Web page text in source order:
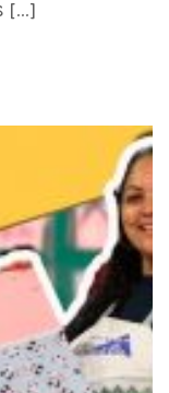
[...]